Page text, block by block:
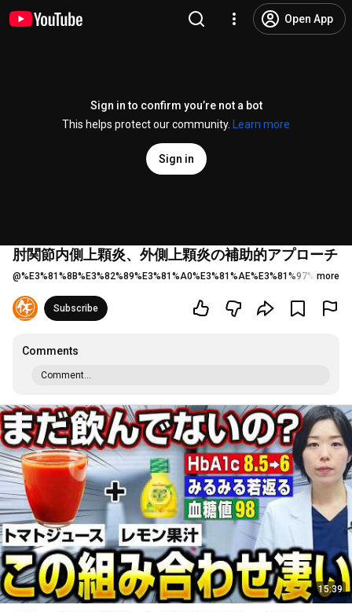
Open App
Sign in to confirm you’re not a bot
This helps protect our community.
Learn more
Sign in
肘関節内側上顆炎、外側上顆炎の補助的アプローチ
@ more
Subscribe
Comments
Comment...
15:39